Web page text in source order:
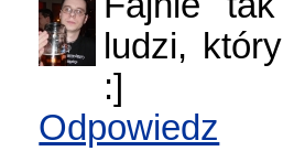
ludzi,
:]
Odpowiedz